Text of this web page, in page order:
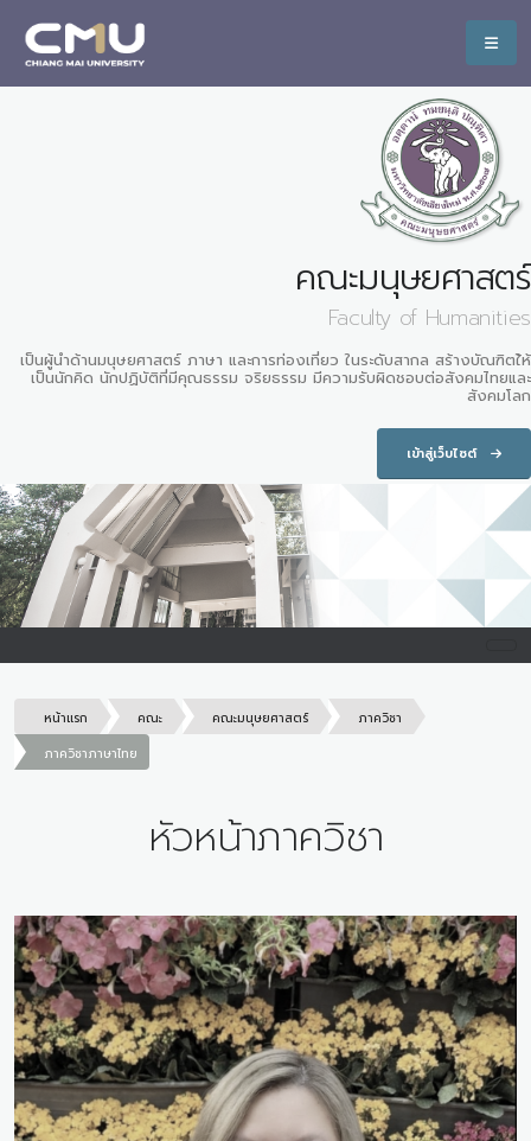
คณะมนุษยศาสตร์
Faculty of Humanities
เป็นผู้นำด้านมนุษยศาสตร์ ภาษา และการท่องเที่ยว ในระดับสากล สร้างบัณฑิตใ้ห้
เป็นนักคิด นักปฏิบัติที่มีคุณธรรม จริยธรรม มีความรับผิดชอบต่อสังคมไทยและ
สังคมโลก
เข้าสู่เว็บไซต์
หน้าแรก คณะ คณะมนุษยศาสตร์
ภาควิชา
ภาควิชาภาษาไทย
หัวหน้าภาควิชา